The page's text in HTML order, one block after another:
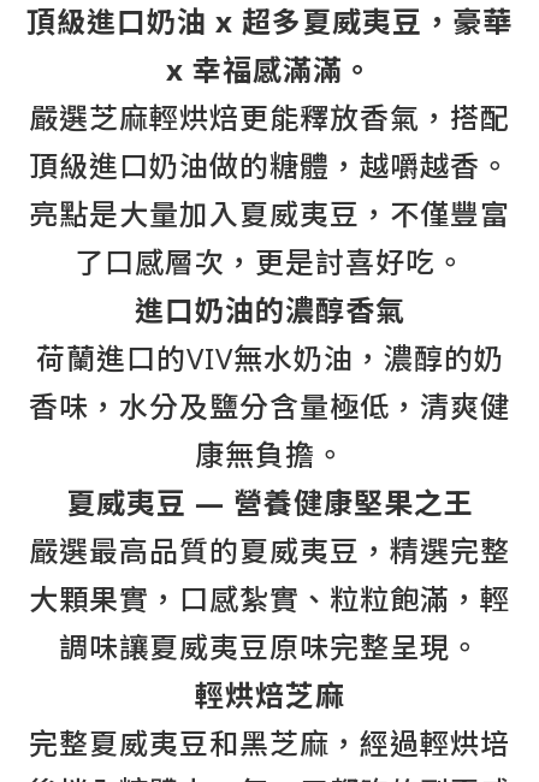
頂級進口奶油 x 超多夏威夷豆，豪華
x 幸福感滿滿。
嚴選芝麻輕烘焙更能釋放香氣，搭配
頂級進口奶油做的糖體，越嚼越香。
亮點是大量加入夏威夷豆，不僅豐富
了口感層次，更是討喜好吃。
進口奶油的濃醇香氣
荷蘭進口的VIV無水奶油，濃醇的奶
香味，水分及鹽分含量極低，清爽健
康無負擔。
夏威夷豆 — 營養健康堅果之王
嚴選最高品質的夏威夷豆，精選完整
大顆果實，口感紮實、粒粒飽滿，輕
調味讓夏威夷豆原味完整呈現。
輕烘焙芝麻
完整夏威夷豆和黑芝麻，經過輕烘培